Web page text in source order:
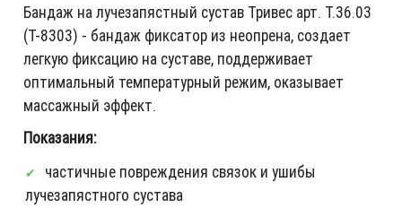
Бандаж на лучезапястный сустав Тривес арт. Т.36.03
(Т-8303) - бандаж фиксатор из неопрена, создает
легкую фиксацию на суставе, поддерживает
оптимальный температурный режим, оказывает
массажный эффект.
Показания:
частичные повреждения связок и ушибы
лучезапястного сустава